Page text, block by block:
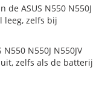
ASUS N550 N550J
leeg, zelfs bij
N550J N550JV
uit, zelfs als de batterij